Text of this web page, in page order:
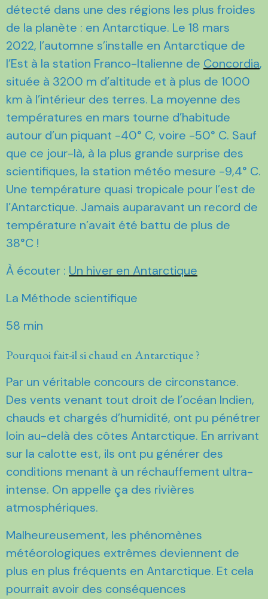
détecté dans une des régions les plus froides
de la planète : en Antarctique. Le 18 mars
2022, l’automne s’installe en Antarctique de
l’Est à la station Franco-Italienne de Concordia,
située à 3200 m d’altitude et à plus de 1000
km à l’intérieur des terres. La moyenne des
températures en mars tourne d’habitude
autour d’un piquant -40° C, voire -50° C. Sauf
que ce jour-là, à la plus grande surprise des
scientifiques, la station météo mesure -9,4° C.
Une température quasi tropicale pour l’est de
l’Antarctique. Jamais auparavant un record de
température n’avait été battu de plus de
38°C !
À écouter : Un hiver en Antarctique
La Méthode scientifique
58 min
Pourquoi fait-il si chaud en Antarctique ?
Par un véritable concours de circonstance.
Des vents venant tout droit de l’océan Indien,
chauds et chargés d’humidité, ont pu pénétrer
loin au-delà des côtes Antarctique. En arrivant
sur la calotte est, ils ont pu générer des
conditions menant à un réchauffement ultra-
intense. On appelle ça des rivières
atmosphériques.
Malheureusement, les phénomènes
météorologiques extrêmes deviennent de
plus en plus fréquents en Antarctique. Et cela
pourrait avoir des conséquences